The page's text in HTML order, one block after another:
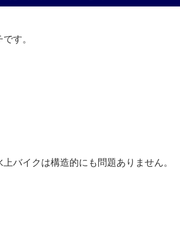
す。
バイクは構造的にも問題ありません。